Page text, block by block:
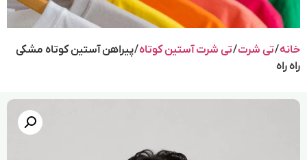
خانه/تی شرت/تی شرت آستین کوتاه/ پیراهن آستین کوتاه مشکی
راه راه